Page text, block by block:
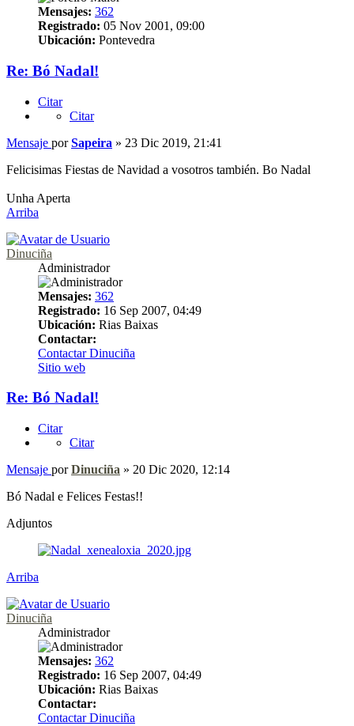
Mensajes: 362
Registrado: 05 Nov 2001, 09:00
Ubicación: Pontevedra
Re: Bó Nadal!
Citar
Citar
Mensaje porSapeira » 23 Dic 2019, 21:41
Felicisimas Fiestas de Navidad a vosotros también. Bo Nadal
Unha Aperta
Arriba
Dinuciña
Administrador
Mensajes: 362
Registrado: 16 Sep 2007, 04:49
Ubicación: Rias Baixas
Contactar:
Contactar Dinuciña
Sitio web
Re: Bó Nadal!
Citar
Citar
Mensaje porDinuciña » 20 Dic 2020, 12:14
Bó Nadal e Felices Festas!!
Adjuntos
Arriba
Dinuciña
Administrador
Mensajes: 362
Registrado: 16 Sep 2007, 04:49
Ubicación: Rias Baixas
Contactar:
Contactar Dinuciña